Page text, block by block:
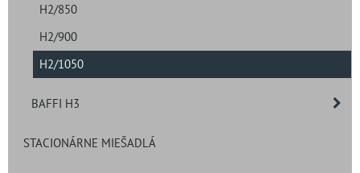
H2/850
H2/900
H2/1050
BAFFI H3
STACIONÁRNE MIEŠADLÁ